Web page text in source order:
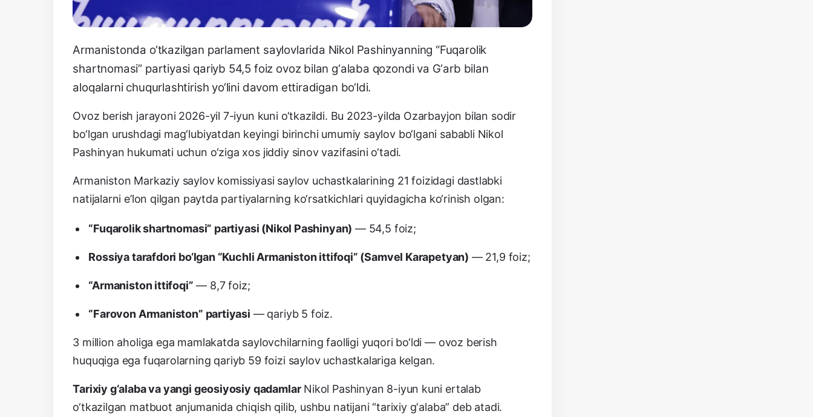
Armanistonda o‘tkazilgan parlament saylovlarida Nikol Pashinyanning “Fuqarolik
shartnomasi” partiyasi qariyb 54,5 foiz ovoz bilan g‘alaba qozondi va G‘arb bilan
aloqalarni chuqurlashtirish yo‘lini davom ettiradigan bo‘ldi.
Ovoz berish jarayoni 2026-yil 7-iyun kuni o‘tkazildi. Bu 2023-yilda Ozarbayjon bilan sodir
bo‘lgan urushdagi mag‘lubiyatdan keyingi birinchi umumiy saylov bo‘lgani sababli Nikol
Pashinyan hukumati uchun o‘ziga xos jiddiy sinov vazifasini o‘tadi.
Armaniston Markaziy saylov komissiyasi saylov uchastkalarining 21 foizidagi dastlabki
natijalarni e’lon qilgan paytda partiyalarning ko‘rsatkichlari quyidagicha ko‘rinish olgan:
“Fuqarolik shartnomasi” partiyasi (Nikol Pashinyan) — 54,5 foiz;
Rossiya tarafdori bo‘lgan “Kuchli Armaniston ittifoqi” (Samvel Karapetyan) — 21,9 foiz;
“Armaniston ittifoqi” — 8,7 foiz;
“Farovon Armaniston” partiyasi — qariyb 5 foiz.
3 million aholiga ega mamlakatda saylovchilarning faolligi yuqori bo‘ldi — ovoz berish
huquqiga ega fuqarolarning qariyb 59 foizi saylov uchastkalariga kelgan.
Tarixiy g‘alaba va yangi geosiyosiy qadamlarNikol Pashinyan 8-iyun kuni ertalab
o‘tkazilgan matbuot anjumanida chiqish qilib, ushbu natijani “tarixiy g‘alaba” deb atadi.